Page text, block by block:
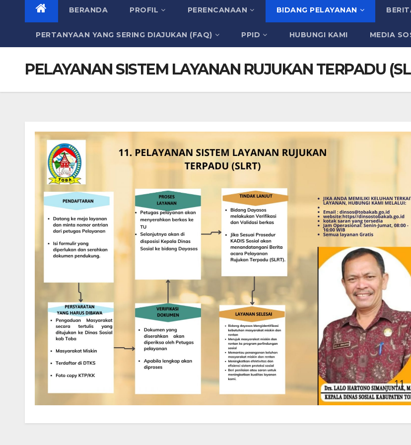
BERANDA PROFIL PERENCANAAN BIDANG PELAYANAN
PERTANYAAN YANG SERING DIAJUKAN (FAQ) PPID HUBUNGI KAMI MEDIA
PELAYANAN SISTEM LAYANAN RUJUKAN TERPADU